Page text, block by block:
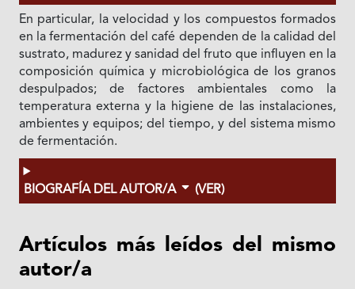
En particular, la velocidad y los compuestos formados
en la fermentación del café dependen de la calidad del
sustrato, madurez y sanidad del fruto que influyen en la
composición química y microbiológica de los granos
despulpados; de factores ambientales como la
temperatura externa y la higiene de las instalaciones,
ambientes y equipos; del tiempo, y del sistema mismo
de fermentación.
BIOGRAFÍA DEL AUTOR/A (VER)
Artículos más leídos del mismo
autor/a